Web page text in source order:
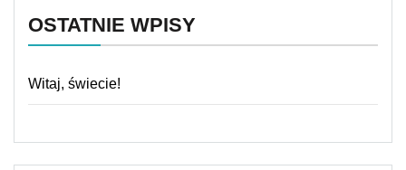
OSTATNIE WPISY
Witaj, świecie!